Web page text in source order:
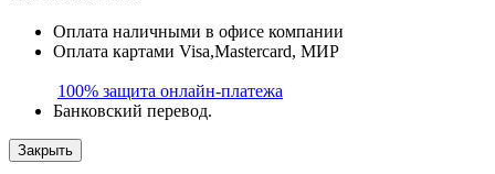
Оплата наличными в офисе компании
Оплата картами Visa,Mastercard, МИР
100% защита онлайн-платежа
Банковский перевод.
Закрыть